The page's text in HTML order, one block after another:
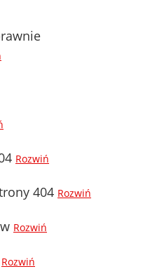
Rozwiń
404 Rozwiń
Rozwiń
Rozwiń